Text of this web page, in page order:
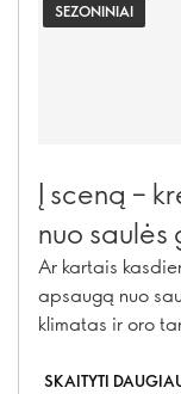
SEZONINIAI
Į sceną –
nuo saulės
Ar kartais
apsaugą nuo
klimatas ir oro
ir pradeda irti
SKAITYTI